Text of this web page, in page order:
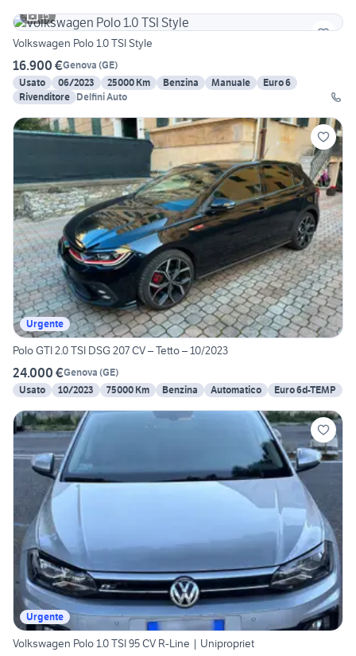
15
Volkswagen Polo 1.0 TSI Style
16.900 €Genova (GE)
Usato
06/2023 25000 Km Benzina Manuale
Euro 6
Rivenditore Delfini Auto
Urgente
Polo GTI 2.0 TSI DSG 207 CV – Tetto – 10/2023
24.000 €Genova (GE)
Usato
10/2023 75000 Km Benzina Automatico Euro 6d-TEMP
Urgente
Volkswagen Polo 1.0 TSI 95 CV R-Line | Unipropriet